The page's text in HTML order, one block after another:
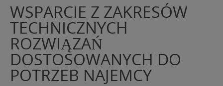
WSPARCIE Z ZAKRESÓW
TECHNICZNYCH
ROZWIĄZAŃ
DOSTOSOWANYCH DO
POTRZEB NAJEMCY